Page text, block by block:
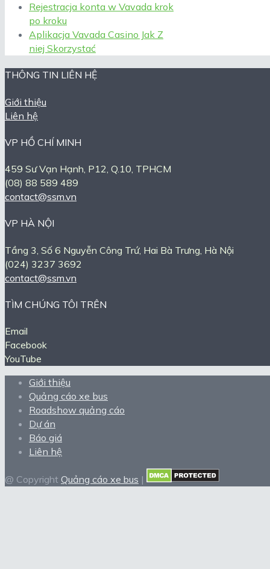
Rejestracja konta w Vavada krok
po kroku
Aplikacja Vavada Casino Jak Z
niej Skorzystać
THÔNG TIN LIÊN HỆ
Giới thiệu
Liên hệ
VP HỒ CHÍ MINH
459 Sư Vạn Hạnh, P12, Q.10, TPHCM
(08) 88 589 489
contact@ssm.vn
VP HÀ NỘI
Tầng 3, Số 6 Nguyễn Công Trứ, Hai Bà Trưng, Hà Nội
(024) 3237 3692
contact@ssm.vn
TÌM CHÚNG TÔI TRÊN
Email
Facebook
YouTube
Giới thiệu
Quảng cáo xe bus
Roadshow quảng cáo
Dự án
Báo giá
Liên hệ
@ Copyright Quảng cáo xe bus |